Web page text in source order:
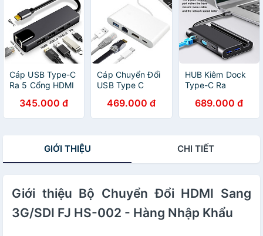
Cáp USB Type-C
Ra 5 Cổng HDMI
RJ45 - Hàng
Nhập Khẩu
345.000 đ
Cáp Chuyển Đổi
USB Type C
USB Và Cổng Lan
- Hàng Nhập
469.000 đ
HUB Kiêm Dock
Type-C Ra
Cổng USB 3.0 Hỗ
Trợ Power
689.000 đ
GIỚI THIỆU CHI TIẾT
Giới thiệu Bộ Chuyển Đổi HDMI Sang
3G/SDI FJ HS-002 - Hàng Nhập Khẩu